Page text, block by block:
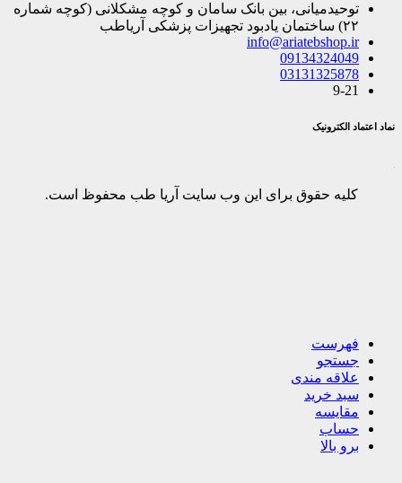
توحیدمیانی، بین بانک سامان و کوچه مشکلانی (کوچه شماره
۲۲) ساختمان یادبود تجهیزات پزشکی آریاطب
info@ariatebshop.ir
09134324049
03131325878
9-21
نماد اعتماد الکترونیک
کلیه حقوق برای این وب سایت آریا طب محفوظ است.
فهرست
جستجو
علاقه مندی
سبد خرید
مقایسه
حساب
برو بالا